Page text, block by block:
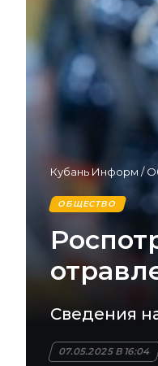
Кубань Информ /
ОБЩЕСТВО
Сведения
07.05.2025 В 16:04